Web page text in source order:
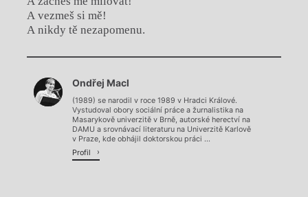
A vezmeš si mě!
A nikdy tě nezapomenu.
Chviličku.
Ondřej Macl
(1989) se narodil v roce 1989 v Hradci Králové.
Vystudoval obory sociální práce a žurnalistika na
Masarykově univerzitě v Brně, autorské herectví na
DAMU a srovnávací literaturu na Univerzitě Karlově
v Praze, kde obhájil doktorskou práci ...
Profil